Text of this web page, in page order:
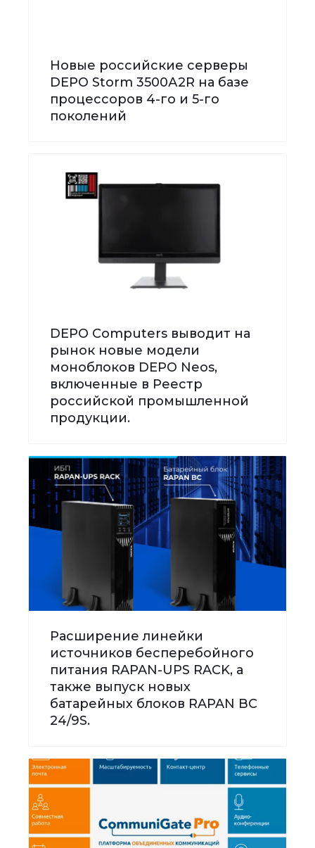
Новые российские серверы
DEPO Storm 3500А2R на базе
процессоров 4-го и 5-го
поколений
DEPO Computers выводит на
рынок новые модели
моноблоков DEPO Neos,
включенные в Реестр
российской промышленной
продукции.
Расширение линейки
источников бесперебойного
питания RAPAN-UPS RACK, а
также выпуск новых
батарейных блоков RAPAN BC
24/9S.